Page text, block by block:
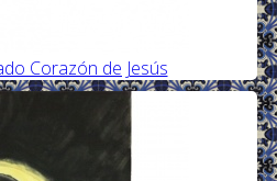
Corazón de Jesús